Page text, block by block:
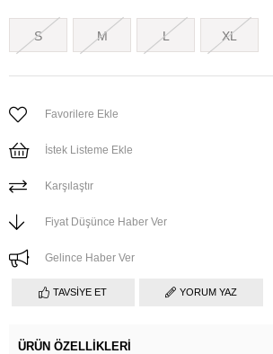
S M L XL
Favorilere Ekle
İstek Listeme Ekle
Karşılaştır
Fiyat Düşünce Haber Ver
Gelince Haber Ver
TAVSIYE ET YORUM YAZ
ÜRÜN ÖZELLIKLERI